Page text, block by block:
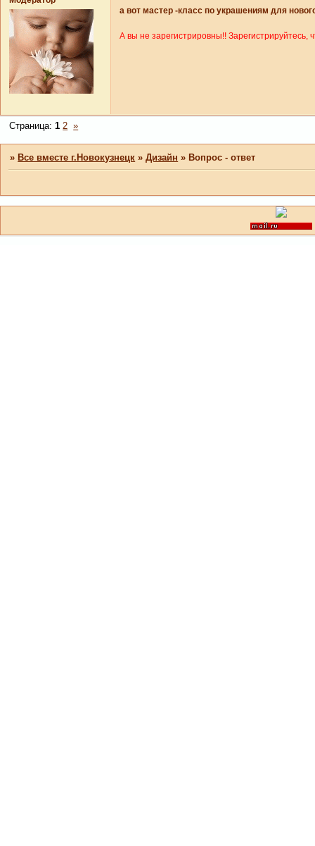
а вот мастер -класс по украшениям для
А вы не зарегистрировны!! Зарегистрируйтесь,
Страница:1 2 »
» Все вместе г.Новокузнецк »Дизайн » Вопрос - ответ